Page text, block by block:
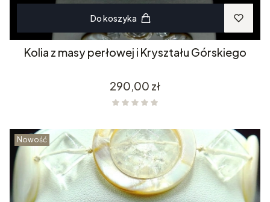
Do koszyka
Kolia z masy perłowej i Kryształu Górskiego
Cena
290,00 zł
Nowość